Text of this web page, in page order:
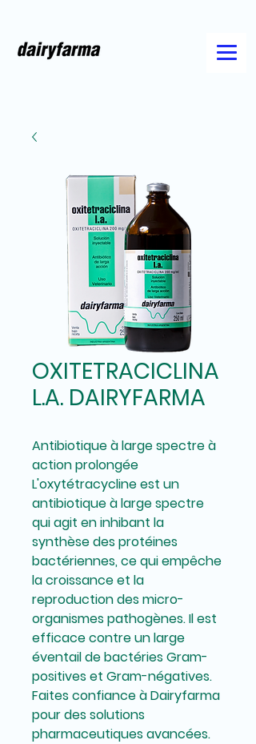
OXITETRACICLINA
L.A. DAIRYFARMA
Antibiotique à large spectre à
action prolongée
L'oxytétracycline est un
antibiotique à large spectre
qui agit en inhibant la
synthèse des protéines
bactériennes, ce qui empêche
la croissance et la
reproduction des micro-
organismes pathogènes. Il est
efficace contre un large
éventail de bactéries Gram-
positives et Gram-négatives.
Faites confiance à Dairyfarma
pour des solutions
pharmaceutiques avancées.